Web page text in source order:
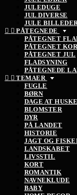
JULEDUGE
JUL DIVERSE
JULE
  PÅTEGNEDE
PÅTEGNET
PÅTEGNET
PÅTEGNET JUL
FLADSYNING
PÅTEGNEDE
  TEMAER
FUGLE
BØRN
DAGE AT HUSKE
BLOMSTER
DYR
PÅ LANDET
HISTORIE
JAGT OG
LANDSKABET
LIVSSTIL
KORT
ROMANTIK
NAVNEKLUDE
BABY